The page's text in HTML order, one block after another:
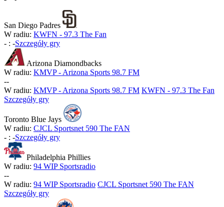
San Diego Padres
W radiu: KWFN - 97.3 The Fan
- : -Szczegóły gry
Arizona Diamondbacks
W radiu: KMVP - Arizona Sports 98.7 FM
--
W radiu: KMVP - Arizona Sports 98.7 FM KWFN - 97.3 The Fan
Szczegóły gry
Toronto Blue Jays
W radiu: CJCL Sportsnet 590 The FAN
- : -Szczegóły gry
Philadelphia Phillies
W radiu: 94 WIP Sportsradio
--
W radiu: 94 WIP Sportsradio CJCL Sportsnet 590 The FAN
Szczegóły gry